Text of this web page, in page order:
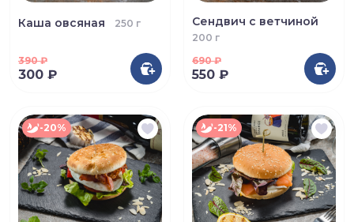
Каша овсяная 250 г
390₽
300 ₽
Сендвич с ветчиной
200 г
690₽
550 ₽
-20% -21%